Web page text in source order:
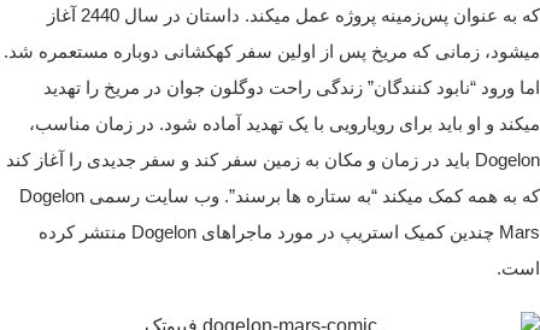
که به عنوان پس‌زمینه پروژه عمل میکند. داستان در سال 2440 آغاز
میشود، زمانی که مریخ پس از اولین سفر کهکشانی دوباره مستعمره شد.
اما ورود “نابود کنندگان” زندگی راحت دوگلون جوان در مریخ را تهدید
میکند و او باید برای رویارویی با یک تهدید آماده شود. در زمان مناسب،
Dogelon باید در زمان و مکان به زمین سفر کند و سفر جدیدی را آغاز کند
که به همه کمک میکند “به ستاره ها برسند”. وب سایت رسمی Dogelon
Mars چندین کمیک استریپ در مورد ماجراهای Dogelon منتشر کرده
است.